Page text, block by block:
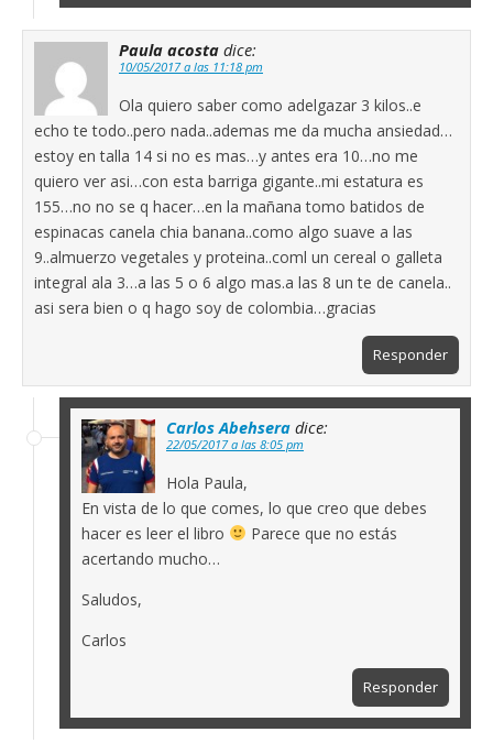
Paula acosta dice:
10/05/2017 a las 11:18 pm
Ola quiero saber como adelgazar 3 kilos..e
echo te todo..pero nada..ademas me da mucha ansiedad…
estoy en talla 14 si no es mas…y antes era 10…no me
quiero ver asi…con esta barriga gigante..mi estatura es
155…no no se q hacer…en la mañana tomo batidos de
espinacas canela chia banana..como algo suave a las
9..almuerzo vegetales y proteina..coml un cereal o galleta
integral ala 3…a las 5 o 6 algo mas.a las 8 un te de canela..
asi sera bien o q hago soy de colombia…gracias
Responder
Carlos Abehsera dice:
22/05/2017 a las 8:05 pm
Hola Paula,
En vista de lo que comes, lo que creo que debes
hacer es leer el libro
Parece que no estás
acertando mucho…
Saludos,
Carlos
Responder